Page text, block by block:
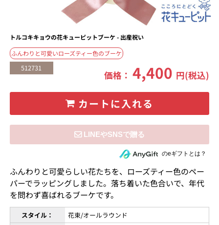
トルコキキョウの花キューピットブーケ - 出産祝い
ふんわりと可愛いローズティー色のブーケ
512731
価格：4,400 円(税込)
カートに入れる
住所を知らない相手にeギフトで贈るのeギフトとは？
ふんわりと可愛らしい花たちを、ローズティー色のペー
パーでラッピングしました。落ち着いた色合いで、年代
を問わず喜ばれるブーケです。
スタイル：
花束/オールラウンド